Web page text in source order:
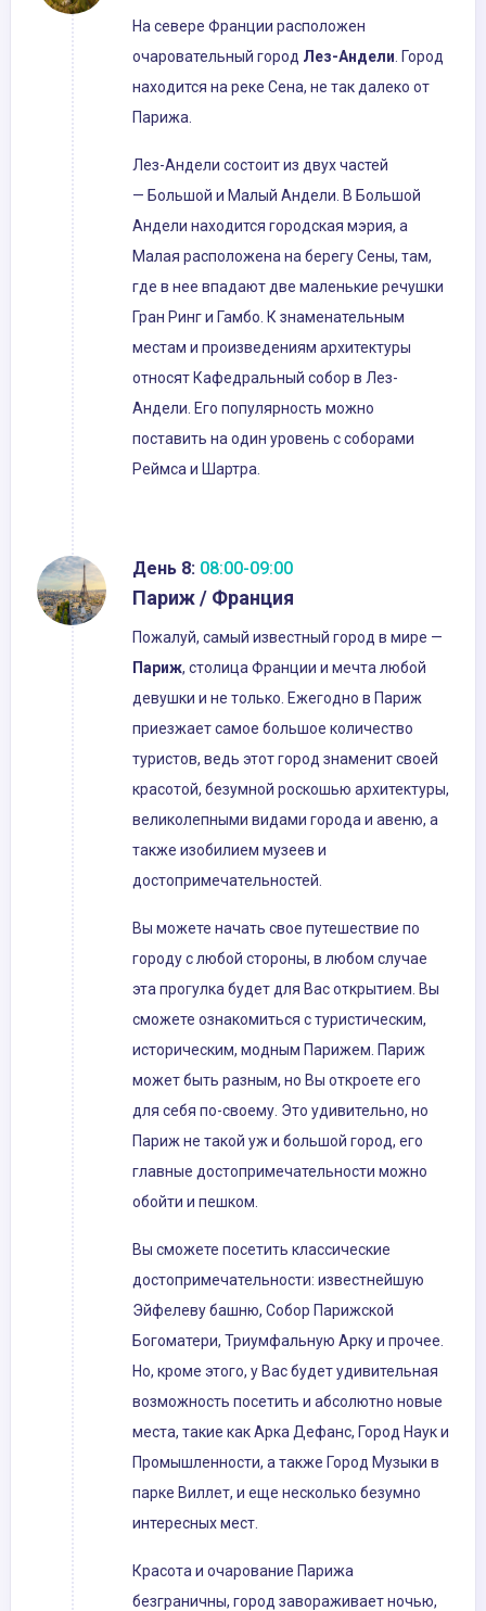
На севере Франции расположен
очаровательный город Лез-Андели . Город
находится на реке Сена, не так далеко от
Парижа.
Лез-Андели состоит из двух частей
— Большой и Малый Андели. В Большой
Андели находится городская мэрия, а
Малая расположена на берегу Сены, там,
где в нее впадают две маленькие речушки
Гран Ринг и Гамбо. К знаменательным
местам и произведениям архитектуры
относят Кафедральный собор в Лез-
Андели. Его популярность можно
поставить на один уровень с соборами
Реймса и Шартра.
День 8: 08:00-09:00
Париж / Франция
Пожалуй, самый известный город в мире —
Париж, столица Франции и мечта любой
девушки и не только. Ежегодно в Париж
приезжает самое большое количество
туристов, ведь этот город знаменит своей
красотой, безумной роскошью архитектуры,
великолепными видами города и авеню, а
также изобилием музеев и
достопримечательностей.
Вы можете начать свое путешествие по
городу с любой стороны, в любом случае
эта прогулка будет для Вас открытием. Вы
сможете ознакомиться с туристическим,
историческим, модным Парижем. Париж
может быть разным, но Вы откроете его
для себя по-своему. Это удивительно, но
Париж не такой уж и большой город, его
главные достопримечательности можно
обойти и пешком.
Вы сможете посетить классические
достопримечательности: известнейшую
Эйфелеву башню, Собор Парижской
Богоматери, Триумфальную Арку и прочее.
Но, кроме этого, у Вас будет удивительная
возможность посетить и абсолютно новые
места, такие как Арка Дефанс, Город Наук и
Промышленности, а также Город Музыки в
парке Виллет, и еще несколько безумно
интересных мест.
Красота и очарование Парижа
безграничны, город завораживает ночью,